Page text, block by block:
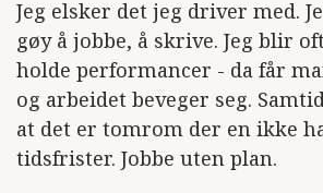
Jeg elsker det jeg driver med.
gøy å jobbe, å skrive. Jeg blir
holde performancer - da får
og arbeidet beveger seg.
at det er tomrom der en ikke
tidsfrister. Jobbe uten plan.